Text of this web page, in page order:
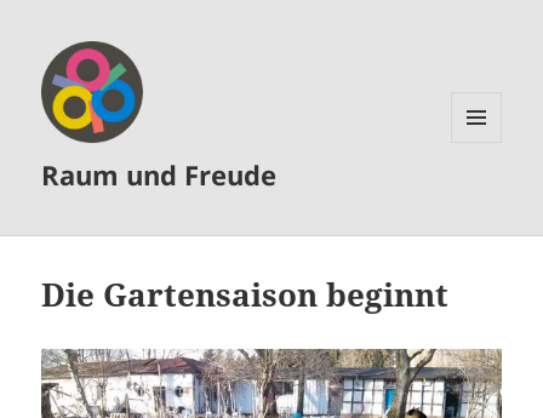
Raum und Freude
Die Gartensaison beginnt